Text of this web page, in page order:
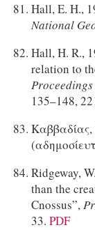
Hall, E. H.,
National
Hall, H. R.,
relation to
135–148,
Ridgeway,
than the
Cnossus”,
33. PDF